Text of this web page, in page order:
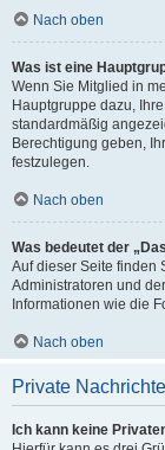
Nach oben
Was ist eine
Wenn Sie Mitglied in
Hauptgruppe dazu,
standardmäßig
Berechtigung geben,
festzulegen.
Nach oben
Was bedeutet der
Auf dieser Seite finden
Administratoren und
Informationen wie die
Nach oben
Private
Ich kann keine